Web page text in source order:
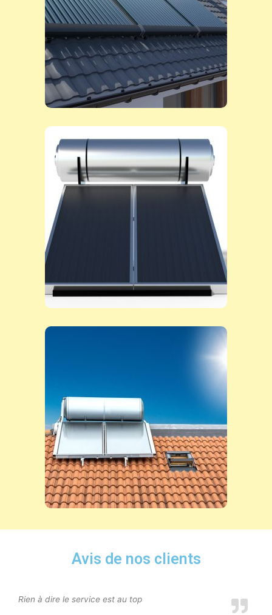
Avis de nos clients
Rien à dire le service est au top